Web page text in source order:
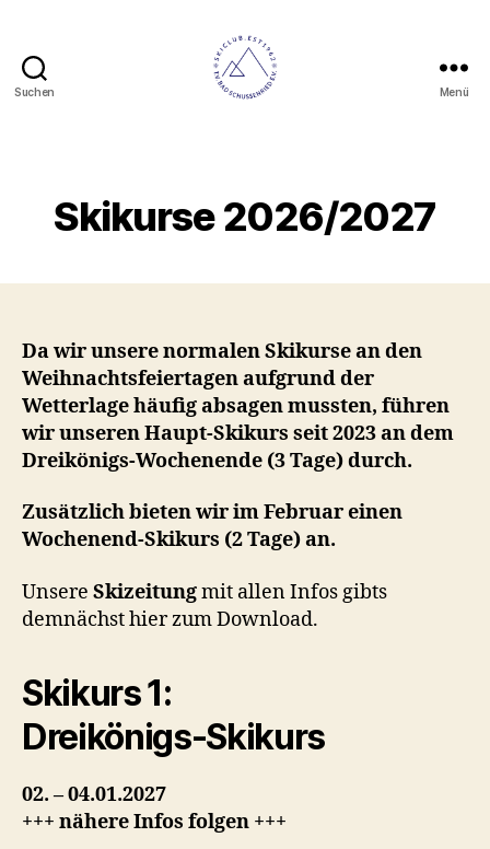
Suchen Menü
Skikurse 2026/2027
Da wir unsere normalen Skikurse an den
Weihnachtsfeiertagen aufgrund der
Wetterlage häufig absagen mussten, führen
wir unseren Haupt-Skikurs seit 2023 an dem
Dreikönigs-Wochenende (3 Tage) durch.
Zusätzlich bieten wir im Februar einen
Wochenend-Skikurs (2 Tage) an.
Unsere Skizeitungmit allen Infos gibts
demnächst hier zum Download.
Skikurs 1:
Dreikönigs-Skikurs
02. – 04.01.2027
+++ nähere Infos folgen +++